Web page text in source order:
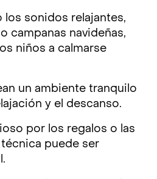
los sonidos relajantes,
campanas navideñas,
niños a calmarse
un ambiente tranquilo
y el descanso.
por los regalos o las
puede ser